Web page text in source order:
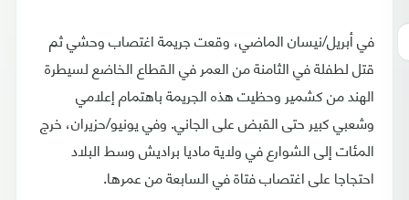
في أبريل/نيسان الماضي، وقعت جريمة اغتصاب وحشي ثم
قتل لطفلة في الثامنة من العمر في القطاع الخاضع لسيطرة
الهند من كشمير وحظيت هذه الجريمة باهتمام إعلامي
وشعبي كبير حتى القبض على الجاني. وفي يونيو/حزيران، خرج
المئات إلى الشوارع في ولاية ماديا براديش وسط البلاد
احتجاجا على اغتصاب فتاة في السابعة من عمرها.